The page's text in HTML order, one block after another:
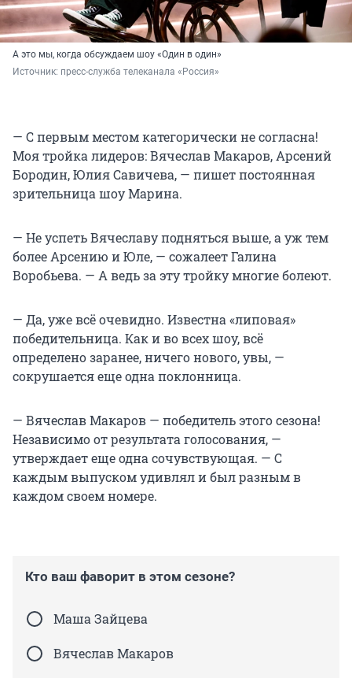
А это мы, когда обсуждаем шоу «Один в один»
Источник: пресс-служба телеканала «Россия»
— С первым местом категорически не согласна!
Моя тройка лидеров: Вячеслав Макаров, Арсений
Бородин, Юлия Савичева, — пишет постоянная
зрительница шоу Марина.
— Не успеть Вячеславу подняться выше, а уж тем
более Арсению и Юле, — сожалеет Галина
Воробьева. — А ведь за эту тройку многие болеют.
— Да, уже всё очевидно. Известна «липовая»
победительница. Как и во всех шоу, всё
определено заранее, ничего нового, увы, —
сокрушается еще одна поклонница.
— Вячеслав Макаров — победитель этого сезона!
Независимо от результата голосования, —
утверждает еще одна сочувствующая. — С
каждым выпуском удивлял и был разным в
каждом своем номере.
Кто ваш фаворит в этом сезоне?
Маша Зайцева
Вячеслав Макаров